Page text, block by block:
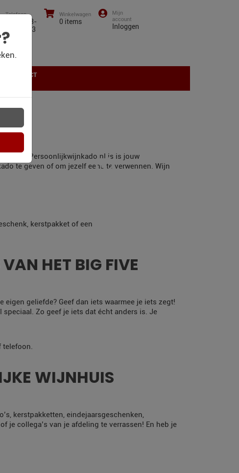
Telefoon
+31(0)43-
210 01 13
Winkelwagen
0 items
Inloggen
CONTACT
wordt? Persoonlijkwijnkado.nl is is jouw
te geven of om jezelf eens te verwennen. Wijn
kerstpakket of een
HET BIG FIVE
geliefde? Geef dan iets waarmee je iets zegt!
Zo geef je iets dat écht anders is. Je
telefoon.
WIJNHUIS
kerstpakketten, eindejaarsgeschenken,
je collega’s van je afdeling te verrassen! En heb je